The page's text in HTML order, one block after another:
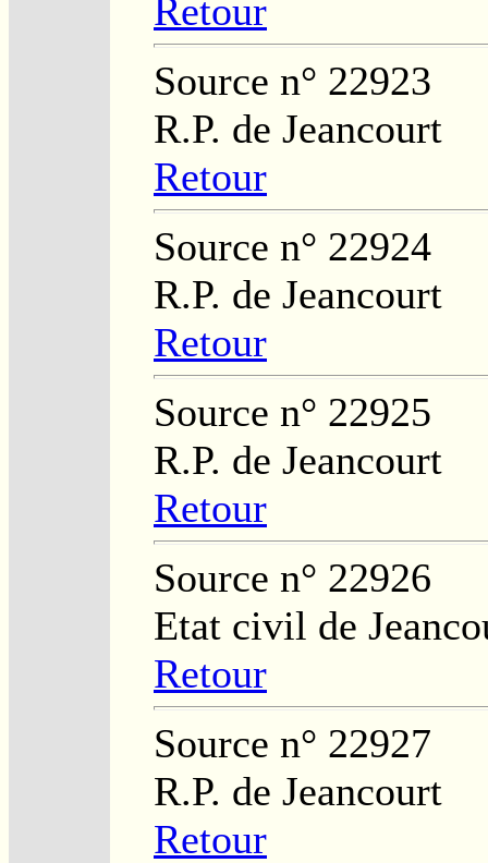
Retour
Source n° 22923
R.P. de Jeancourt
Retour
Source n° 22924
R.P. de Jeancourt
Retour
Source n° 22925
R.P. de Jeancourt
Retour
Source n° 22926
Etat civil de
Retour
Source n° 22927
R.P. de Jeancourt
Retour